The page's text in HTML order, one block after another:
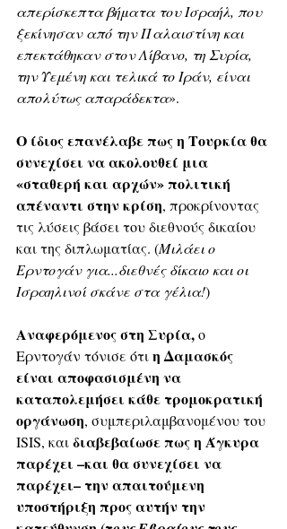
απερίσκεπτα βήματα του Ισραήλ, που
ξεκίνησαν από την Παλαιστίνη και
επεκτάθηκαν στον Λίβανο, τη Συρία,
την Υεμένη και τελικά το Ιράν, είναι
απολύτως απαράδεκτα».
Ο ίδιος επανέλαβε πως η Τουρκία θα
συνεχίσει να ακολουθεί μια
«σταθερή και αρχών» πολιτική
απέναντι στην κρίση, προκρίνοντας
τις λύσεις βάσει του διεθνούς δικαίου
και της διπλωματίας. (Μιλάει ο
Ερντογάν για...διεθνές δίκαιο και οι
Ισραηλινοί σκάνε στα γέλια!)
Αναφερόμενος στη Συρία, ο
Ερντογάν τόνισε ότι η Δαμασκός
είναι αποφασισμένη να
καταπολεμήσει κάθε τρομοκρατική
οργάνωση, συμπεριλαμβανομένου του
ISIS, και διαβεβαίωσε πως η Άγκυρα
παρέχει –και θα συνεχίσει να
παρέχει– την απαιτούμενη
υποστήριξη προς αυτήν την